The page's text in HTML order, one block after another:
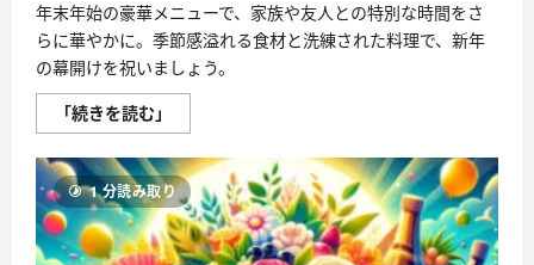
年末年始の豪華メニューで、家族や友人との特別な時間をさ
らに華やかに。季節感溢れる食材と洗練された料理で、新年
の幕開けを祝いましょう。
「続きを読む」
年
幕
開
け
を
彩
る、
1 分読み取り